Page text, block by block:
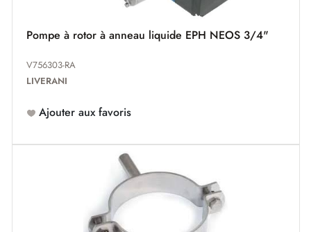
Pompe à rotor à anneau liquide EPH NEOS 3/4"
V756303-RA
LIVERANI
Ajouter aux favoris